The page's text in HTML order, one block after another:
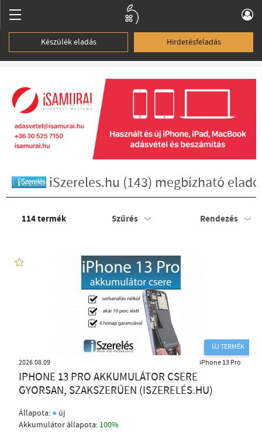
Készülék eladás Hirdetésfeladás
iSzereles.hu (143) megbízható
114termék Szűrés Rendezés
ÚJ TERMÉK
2026.08.09
iPhone 13 Pro
IPHONE 13 PRO AKKUMULÁTOR CSERE
GYORSAN, SZAKSZERŰEN (ISZERELÉS.HU)
Állapota: ● új
Akkumulátor állapota: 100%